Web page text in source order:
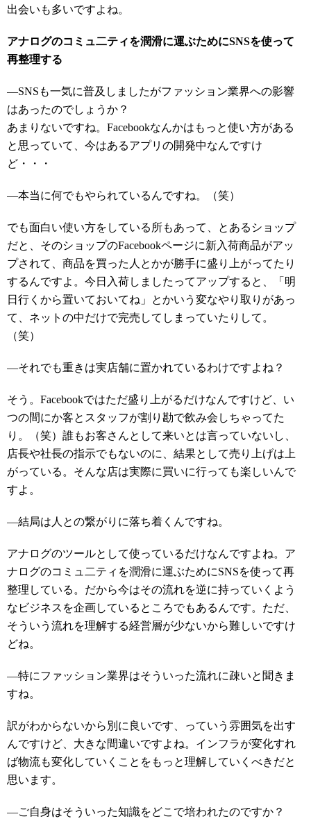
出会いも多いですよね。
アナログのコミュ二ティを潤滑に運ぶためにSNSを使って
再整理する
―SNSも一気に普及しましたがファッション業界への影響
はあったのでしょうか？
あまりないですね。Facebookなんかはもっと使い方がある
と思っていて、今はあるアプリの開発中なんですけ
ど・・・
―本当に何でもやられているんですね。（笑）
でも面白い使い方をしている所もあって、とあるショップ
だと、そのショップのFacebookページに新入荷商品がアッ
プされて、商品を買った人とかが勝手に盛り上がってたり
するんですよ。今日入荷しましたってアップすると、「明
日行くから置いておいてね」とかいう変なやり取りがあっ
て、ネットの中だけで完売してしまっていたりして。
（笑）
―それでも重きは実店舗に置かれているわけですよね？
そう。Facebookではただ盛り上がるだけなんですけど、い
つの間にか客とスタッフが割り勘で飲み会しちゃってた
り。（笑）誰もお客さんとして来いとは言っていないし、
店長や社長の指示でもないのに、結果として売り上げは上
がっている。そんな店は実際に買いに行っても楽しいんで
すよ。
―結局は人との繋がりに落ち着くんですね。
アナログのツールとして使っているだけなんですよね。ア
ナログのコミュ二ティを潤滑に運ぶためにSNSを使って再
整理している。だから今はその流れを逆に持っていくよう
なビジネスを企画しているところでもあるんです。ただ、
そういう流れを理解する経営層が少ないから難しいですけ
どね。
―特にファッション業界はそういった流れに疎いと聞きま
すね。
訳がわからないから別に良いです、っていう雰囲気を出す
んですけど、大きな間違いですよね。インフラが変化すれ
ば物流も変化していくことをもっと理解していくべきだと
思います。
―ご自身はそういった知識をどこで培われたのですか？